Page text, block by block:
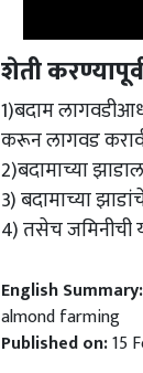
शेती
1)बदाम
करून लागवड
2)बदामाच्या
3) बदामाच्या
4) तसेच
English Summary:
almond farming
Published on:15